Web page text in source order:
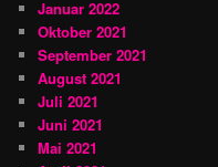
Januar 2022
Oktober 2021
September 2021
August 2021
Juli 2021
Juni 2021
Mai 2021